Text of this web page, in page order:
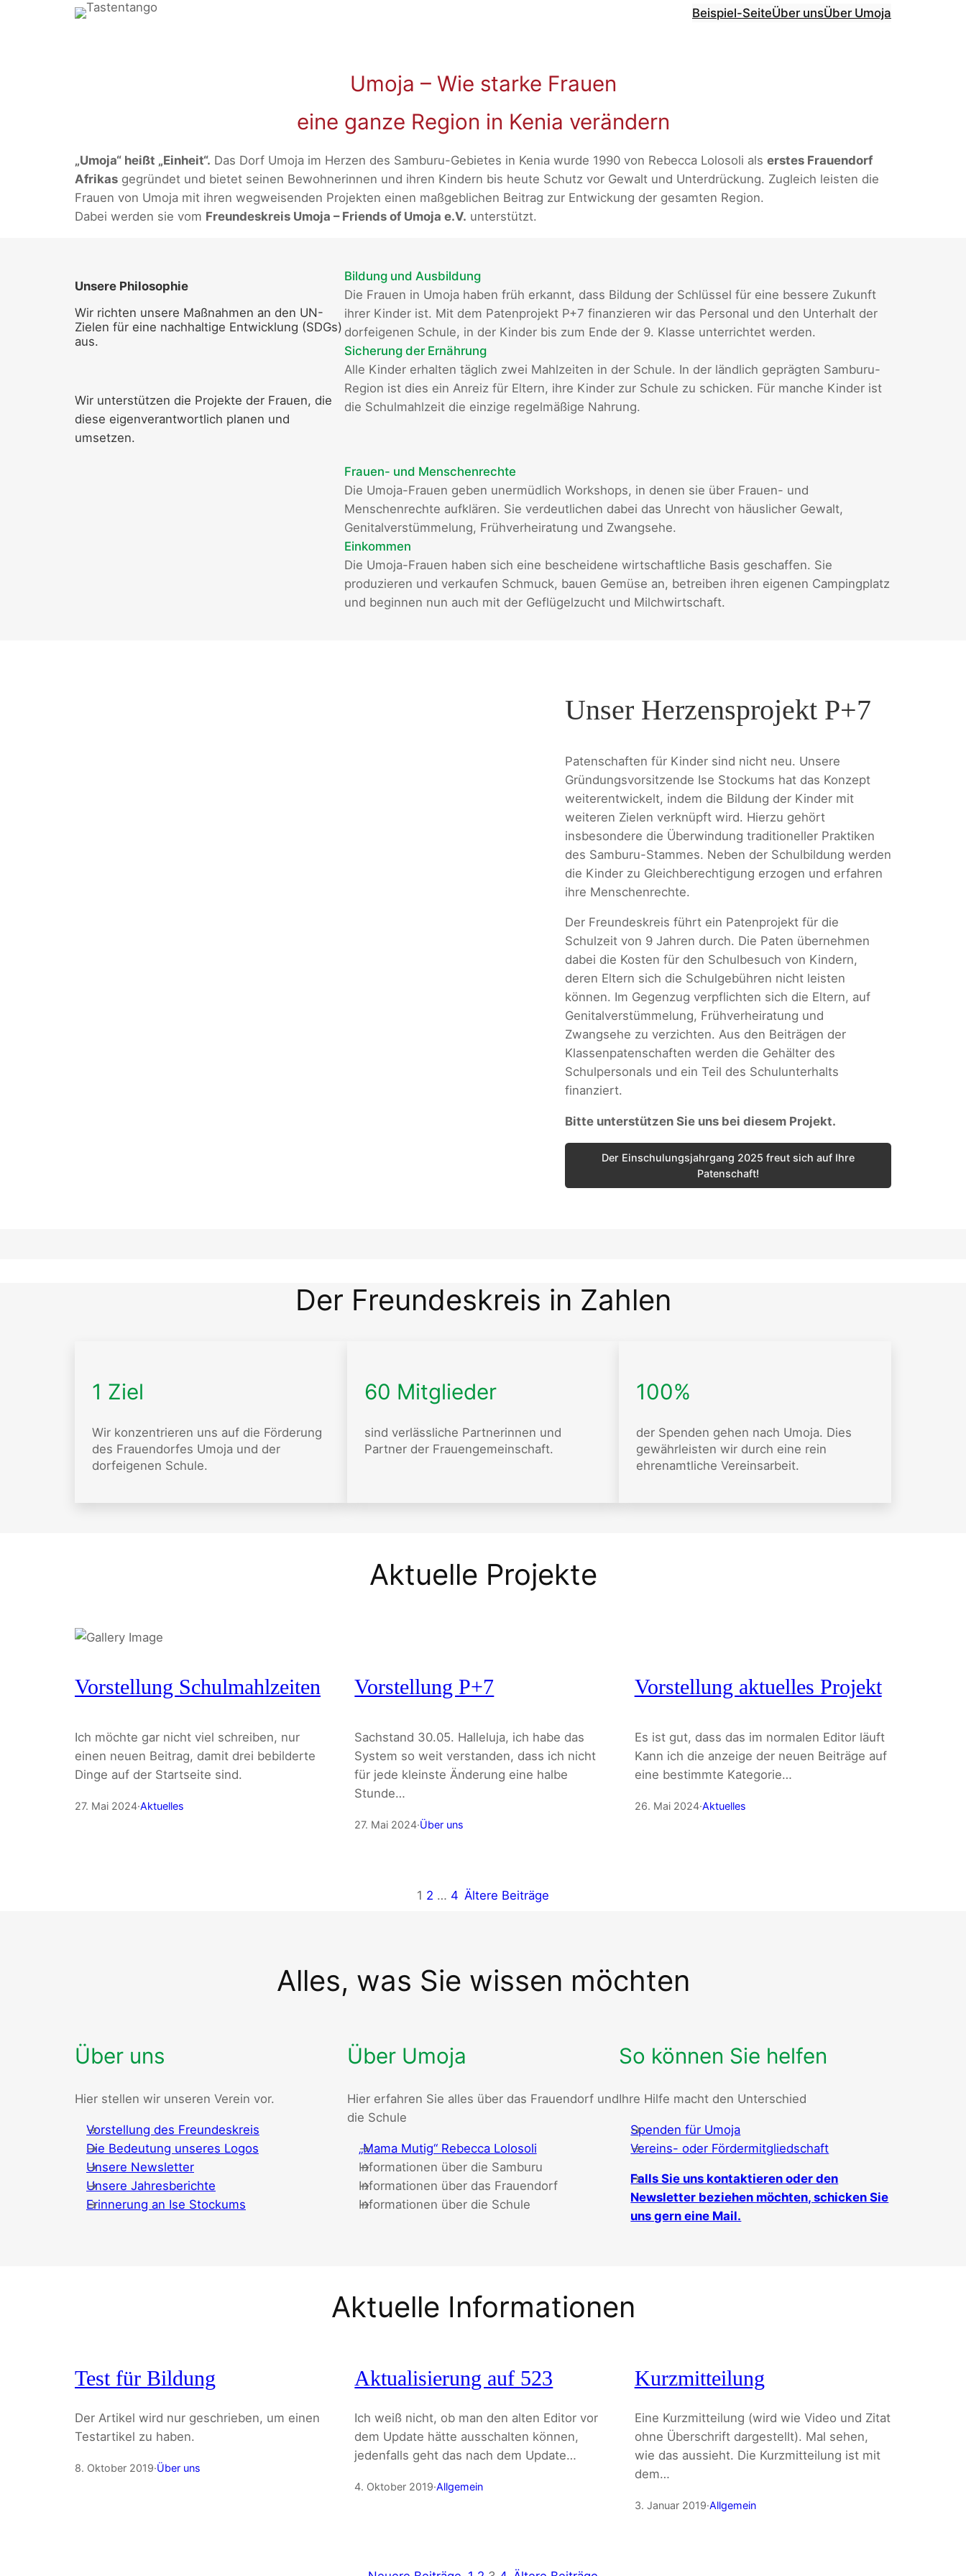
Beispiel-SeiteÜber unsÜber Umoja
Umoja – Wie starke Frauen
eine ganze Region in Kenia verändern
„Umoja“ heißt „Einheit“. Das Dorf Umoja im Herzen des Samburu-Gebietes in Kenia wurde 1990 von Rebecca Lolosoli als erstes Frauendorf
Afrikas gegründet und bietet seinen Bewohnerinnen und ihren Kindern bis heute Schutz vor Gewalt und Unterdrückung. Zugleich leisten die
Frauen von Umoja mit ihren wegweisenden Projekten einen maßgeblichen Beitrag zur Entwickung der gesamten Region.
Dabei werden sie vom Freundeskreis Umoja – Friends of Umoja e.V. unterstützt.
Unsere Philosophie
Wir richten unsere Maßnahmen an den UN-
Zielen für eine nachhaltige Entwicklung (SDGs)
aus.
Wir unterstützen die Projekte der Frauen, die
diese eigenverantwortlich planen und
umsetzen.
Bildung und Ausbildung
Die Frauen in Umoja haben früh erkannt, dass Bildung der Schlüssel für eine bessere Zukunft
ihrer Kinder ist. Mit dem Patenprojekt P+7 finanzieren wir das Personal und den Unterhalt der
dorfeigenen Schule, in der Kinder bis zum Ende der 9. Klasse unterrichtet werden.
Sicherung der Ernährung
Alle Kinder erhalten täglich zwei Mahlzeiten in der Schule. In der ländlich geprägten Samburu-
Region ist dies ein Anreiz für Eltern, ihre Kinder zur Schule zu schicken. Für manche Kinder ist
die Schulmahlzeit die einzige regelmäßige Nahrung.
Frauen- und Menschenrechte
Die Umoja-Frauen geben unermüdlich Workshops, in denen sie über Frauen- und
Menschenrechte aufklären. Sie verdeutlichen dabei das Unrecht von häuslicher Gewalt,
Genitalverstümmelung, Frühverheiratung und Zwangsehe.
Einkommen
Die Umoja-Frauen haben sich eine bescheidene wirtschaftliche Basis geschaffen. Sie
produzieren und verkaufen Schmuck, bauen Gemüse an, betreiben ihren eigenen Campingplatz
und beginnen nun auch mit der Geflügelzucht und Milchwirtschaft.
Unser Herzensprojekt P+7
Patenschaften für Kinder sind nicht neu. Unsere
Gründungsvorsitzende Ise Stockums hat das Konzept
weiterentwickelt, indem die Bildung der Kinder mit
weiteren Zielen verknüpft wird. Hierzu gehört
insbesondere die Überwindung traditioneller Praktiken
des Samburu-Stammes. Neben der Schulbildung werden
die Kinder zu Gleichberechtigung erzogen und erfahren
ihre Menschenrechte.
Der Freundeskreis führt ein Patenprojekt für die
Schulzeit von 9 Jahren durch. Die Paten übernehmen
dabei die Kosten für den Schulbesuch von Kindern,
deren Eltern sich die Schulgebühren nicht leisten
können. Im Gegenzug verpflichten sich die Eltern, auf
Genitalverstümmelung, Frühverheiratung und
Zwangsehe zu verzichten. Aus den Beiträgen der
Klassenpatenschaften werden die Gehälter des
Schulpersonals und ein Teil des Schulunterhalts
finanziert.
Bitte unterstützen Sie uns bei diesem Projekt.
Der Einschulungsjahrgang 2025 freut sich auf Ihre
Patenschaft!
Der Freundeskreis in Zahlen
1 Ziel
Wir konzentrieren uns auf die Förderung
des Frauendorfes Umoja und der
dorfeigenen Schule.
60 Mitglieder
sind verlässliche Partnerinnen und
Partner der Frauengemeinschaft.
100%
der Spenden gehen nach Umoja. Dies
gewährleisten wir durch eine rein
ehrenamtliche Vereinsarbeit.
Aktuelle Projekte
Vorstellung Schulmahlzeiten
Ich möchte gar nicht viel schreiben, nur
einen neuen Beitrag, damit drei bebilderte
Dinge auf der Startseite sind.
27. Mai 2024·Aktuelles
Vorstellung P+7
Sachstand 30.05. Halleluja, ich habe das
System so weit verstanden, dass ich nicht
für jede kleinste Änderung eine halbe
Stunde…
27. Mai 2024·Über uns
Vorstellung aktuelles Projekt
Es ist gut, dass das im normalen Editor läuft
Kann ich die anzeige der neuen Beiträge auf
eine bestimmte Kategorie…
26. Mai 2024·Aktuelles
1 2 … 4 Ältere Beiträge
Alles, was Sie wissen möchten
Über uns
Hier stellen wir unseren Verein vor.
Vorstellung des Freundeskreis
Die Bedeutung unseres Logos
Unsere Newsletter
Unsere Jahresberichte
Erinnerung an Ise Stockums
Über Umoja
Hier erfahren Sie alles über das Frauendorf und
die Schule
„Mama Mutig“ Rebecca Lolosoli
Informationen über die Samburu
Informationen über das Frauendorf
Informationen über die Schule
So können Sie helfen
Ihre Hilfe macht den Unterschied
Spenden für Umoja
Vereins- oder Fördermitgliedschaft
Falls Sie uns kontaktieren oder den
Newsletter beziehen möchten, schicken Sie
uns gern eine Mail.
Aktuelle Informationen
Test für Bildung
Der Artikel wird nur geschrieben, um einen
Testartikel zu haben.
8. Oktober 2019·Über uns
Aktualisierung auf 523
Ich weiß nicht, ob man den alten Editor vor
dem Update hätte ausschalten können,
jedenfalls geht das nach dem Update…
4. Oktober 2019·Allgemein
Kurzmitteilung
Eine Kurzmitteilung (wird wie Video und Zitat
ohne Überschrift dargestellt). Mal sehen,
wie das aussieht. Die Kurzmitteilung ist mit
dem…
3. Januar 2019·Allgemein